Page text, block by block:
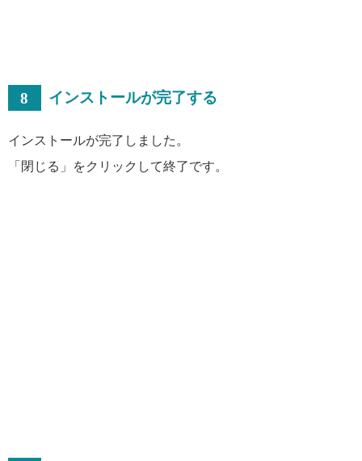
8 インストールが完了する
インストールが完了しました。
「閉じる」をクリックして終了です。